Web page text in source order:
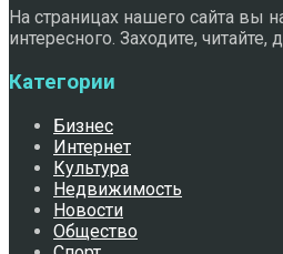
На страницах нашего сайта вы
интересного. Заходите,
Категории
Бизнес
Интернет
Культура
Недвижимость
Новости
Общество